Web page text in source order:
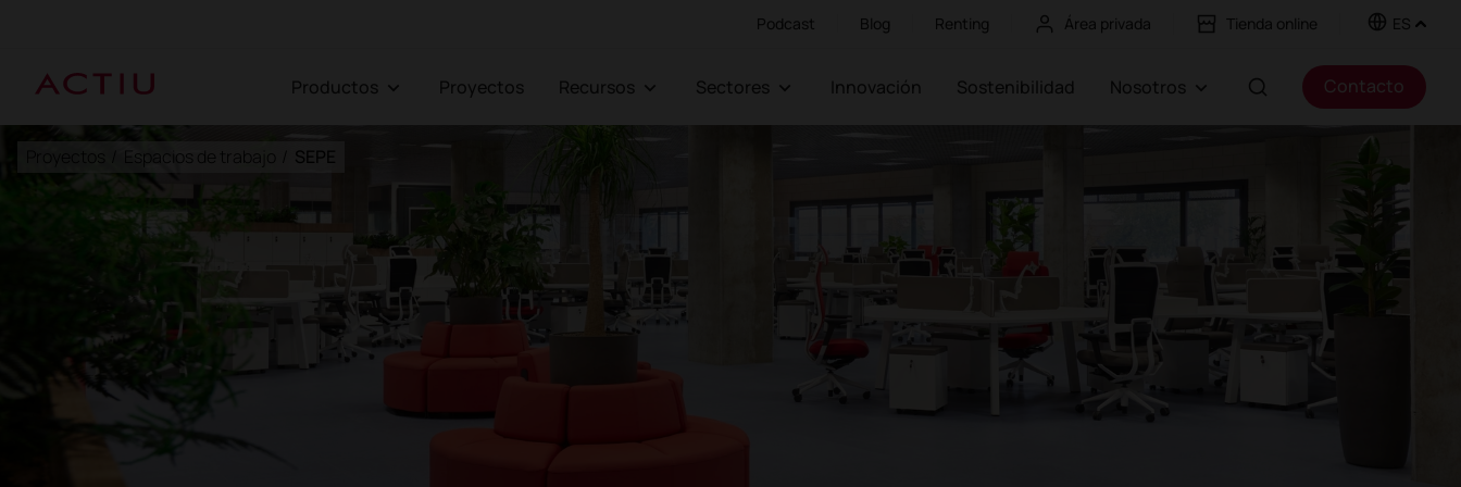
Podcast Blog Renting Área privada Tienda online ES
Productos Proyectos Recursos Sectores Innovación Sostenibilidad Nosotros Contacto
Espacios de trabajo SEPE